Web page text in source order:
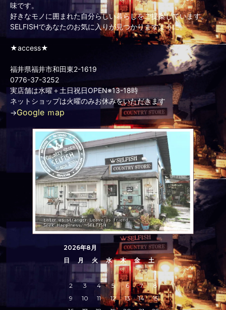
味です。
好きなモノに囲まれた自分らしい暮らしをご提案しています。
SELFISHであなたのお気に入りが見つかりますように。
★access★
福井県福井市和田東2-1619
0776-37-3252
実店舗は水曜＋土日祝日OPEN※13-18時
ネットショップは火曜のみお休みをいただきます
→Google ｍap
2026年8月
日
月 火 水 木 金
土
1
2
3 4 5 6 7
8
9
10 11 12 13 14
15